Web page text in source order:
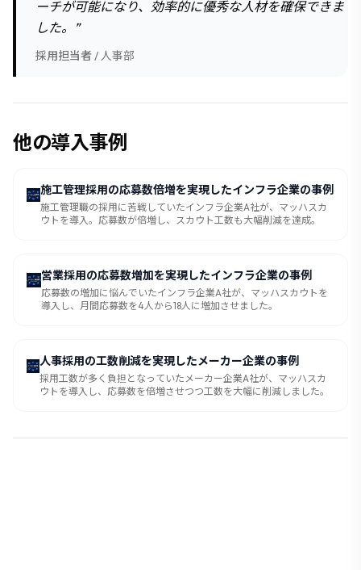
ーチが可能になり、効率的に優秀な人材を確保できま
した。
”
採用担当者/ 人事部
他の導入事例
施工管理採用の応募数倍増を実現したインフラ企業の事例
施工管理職の採用に苦戦していたインフラ企業A社が、マッハスカ
ウトを導入。応募数が倍増し、スカウト工数も大幅削減を達成。
営業採用の応募数増加を実現したインフラ企業の事例
応募数の増加に悩んでいたインフラ企業A社が、マッハスカウトを
導入し、月間応募数を4人から18人に増加させました。
人事採用の工数削減を実現したメーカー企業の事例
採用工数が多く負担となっていたメーカー企業A社が、マッハスカ
ウトを導入し、応募数を倍増させつつ工数を大幅に削減しました。